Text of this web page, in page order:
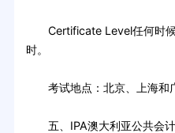
Certificate Level任何时候
时。
考试地点：北京、上海和广
五、IPA澳大利亚公共会